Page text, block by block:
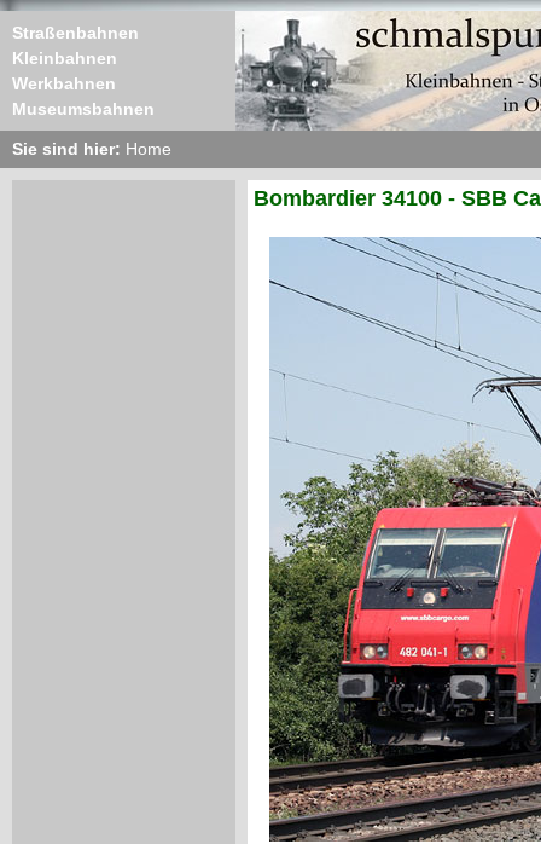
Straßenbahnen
Kleinbahnen
Werkbahnen
Museumsbahnen
Sie sind hier: Home
Bombardier 34100 - SBB